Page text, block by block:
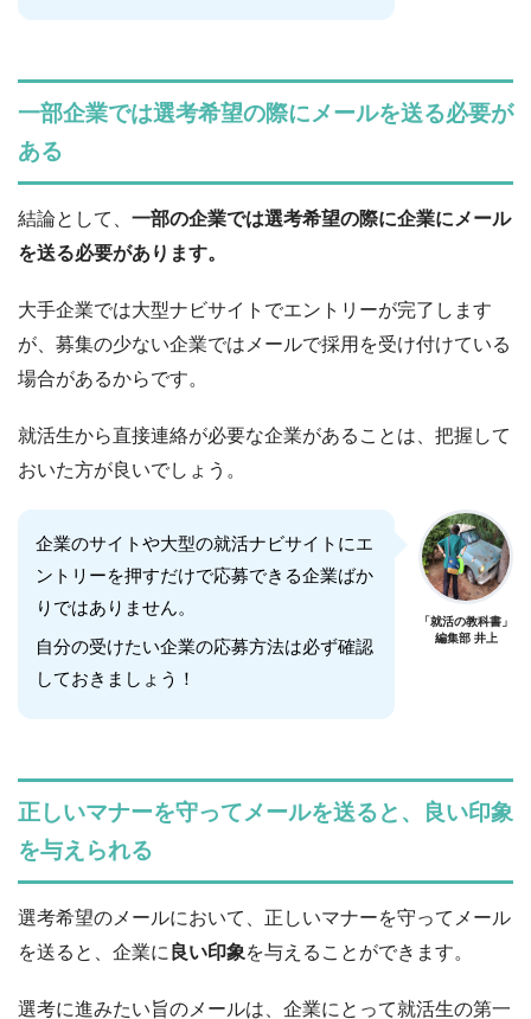
一部企業では選考希望の際にメールを送る必要が
ある
結論として、 一部の企業では選考希望の際に企業にメール
を送る必要があります。
大手企業では大型ナビサイトでエントリーが完了します
が、募集の少ない企業ではメールで採用を受け付けている
場合があるからです。
就活生から直接連絡が必要な企業があることは、把握して
おいた方が良いでしょう。
企業のサイトや大型の就活ナビサイトにエ
ントリーを押すだけで応募できる企業ばか
りではありません。
自分の受けたい企業の応募方法は必ず確認
しておきましょう！
「就活の教科書」
編集部 井上
正しいマナーを守ってメールを送ると、良い印象
を与えられる
選考希望のメールにおいて、正しいマナーを守ってメール
を送ると、企業に 良い印象を与えることができます。
選考に進みたい旨のメールは、企業にとって就活生の第一